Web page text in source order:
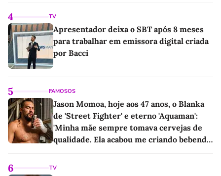
4 TV
Apresentador deixa o SBT após 8 meses
para trabalhar em emissora digital criada
por Bacci
5 FAMOSOS
Jason Momoa, hoje aos 47 anos, o Blanka
de 'Street Fighter' e eterno 'Aquaman':
'Minha mãe sempre tomava cervejas de
qualidade. Ela acabou me criando bebendo
6 TV